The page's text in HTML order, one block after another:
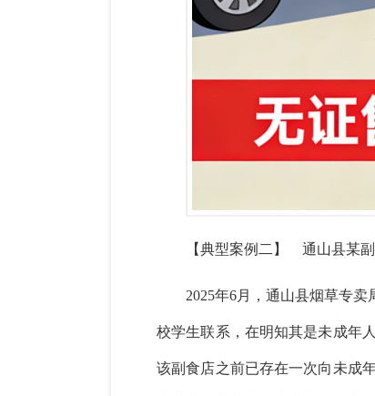
【典型案例二】 通山县某
2025年6月，通山县烟草专
校学生联系，在明知其是未成年
该副食店之前已存在一次向未成